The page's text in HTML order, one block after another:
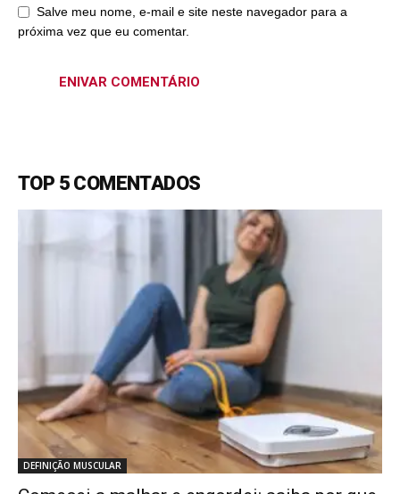
Salve meu nome, e-mail e site neste navegador para a
próxima vez que eu comentar.
TOP 5 COMENTADOS
DEFINIÇÃO MUSCULAR